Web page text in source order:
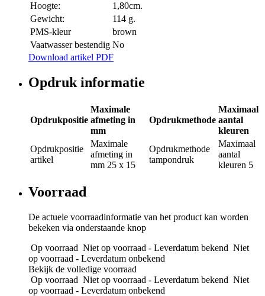
Hoogte:
1,80cm.
Gewicht:
114 g.
PMS-kleur
brown
Vaatwasser bestendig No
Download artikel PDF
Opdruk informatie
Opdrukpositie
Maximale
afmeting in
mm
Opdrukmethode
Maximaal
aantal
kleuren
Opdrukpositie
artikel
Maximale
afmeting in
mm 25 x 15
Opdrukmethode
tampondruk
Maximaal
aantal
kleuren 5
Voorraad
De actuele voorraadinformatie van het product kan worden
bekeken via onderstaande knop
Op voorraad Niet op voorraad - Leverdatum bekend Niet
op voorraad - Leverdatum onbekend
Bekijk de volledige voorraad
Op voorraad Niet op voorraad - Leverdatum bekend Niet
op voorraad - Leverdatum onbekend